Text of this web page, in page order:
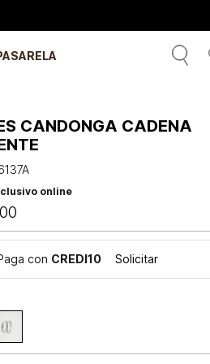
CANDONGA CADENA
online
con CREDI10 Solicitar